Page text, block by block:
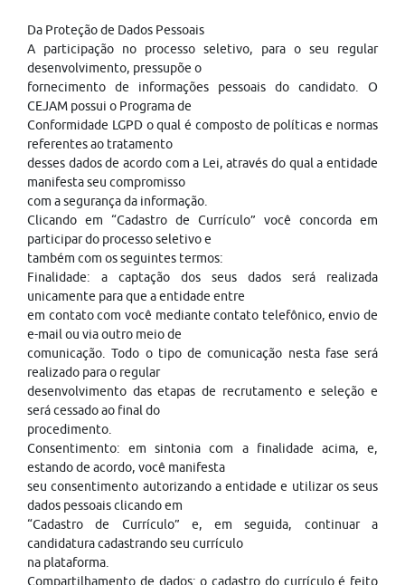
Da Proteção de Dados Pessoais
A participação no processo seletivo, para o seu regular
desenvolvimento, pressupõe o
fornecimento de informações pessoais do candidato. O
CEJAM possui o Programa de
Conformidade LGPD o qual é composto de políticas e normas
referentes ao tratamento
desses dados de acordo com a Lei, através do qual a entidade
manifesta seu compromisso
com a segurança da informação.
Clicando em “Cadastro de Currículo” você concorda em
participar do processo seletivo e
também com os seguintes termos:
Finalidade: a captação dos seus dados será realizada
unicamente para que a entidade entre
em contato com você mediante contato telefônico, envio de
e-mail ou via outro meio de
comunicação. Todo o tipo de comunicação nesta fase será
realizado para o regular
desenvolvimento das etapas de recrutamento e seleção e
será cessado ao final do
procedimento.
Consentimento: em sintonia com a finalidade acima, e,
estando de acordo, você manifesta
seu consentimento autorizando a entidade e utilizar os seus
dados pessoais clicando em
“Cadastro de Currículo” e, em seguida, continuar a
candidatura cadastrando seu currículo
na plataforma.
Compartilhamento de dados: o cadastro do currículo é feito